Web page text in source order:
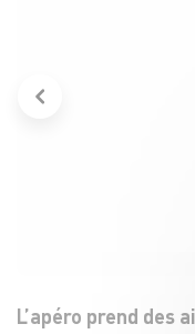
L’apéro prend des